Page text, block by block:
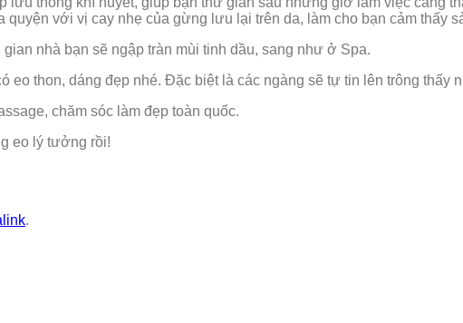
với vị cay nhẹ của gừng lưu lại trên da, làm cho bạn cảm thấy
nhà bạn sẽ ngập tràn mùi tinh dầu, sang như ở Spa.
eo thon, dáng đẹp nhé. Đặc biệt là các ngàng sẽ tự tin lên trông thấy
chăm sóc làm đẹp toàn quốc.
eo lý tưởng rồi!
.